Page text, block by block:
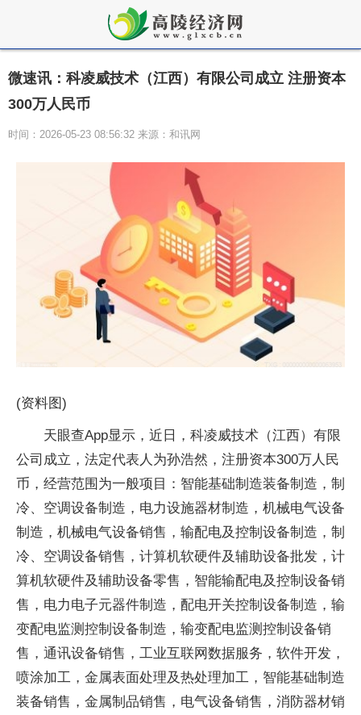
微速讯：科凌威技术（江西）有限公司成立 注册资本
300万人民币
时间：2026-05-23 08:56:32 来源：和讯网
(资料图)
天眼查App显示，近日，科凌威技术（江西）有限
公司成立，法定代表人为孙浩然，注册资本300万人民
币，经营范围为一般项目：智能基础制造装备制造，制
冷、空调设备制造，电力设施器材制造，机械电气设备
制造，机械电气设备销售，输配电及控制设备制造，制
冷、空调设备销售，计算机软硬件及辅助设备批发，计
算机软硬件及辅助设备零售，智能输配电及控制设备销
售，电力电子元器件制造，配电开关控制设备制造，输
变配电监测控制设备制造，输变配电监测控制设备销
售，通讯设备销售，工业互联网数据服务，软件开发，
喷涂加工，金属表面处理及热处理加工，智能基础制造
装备销售，金属制品销售，电气设备销售，消防器材销